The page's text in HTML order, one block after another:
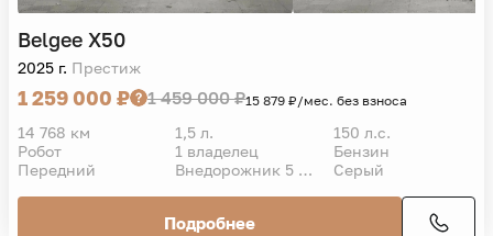
Belgee X50
2025 г. Престиж
1 259 000 ₽ 1 459 000 ₽15 879 ₽/мес. без взноса
14 768 км 1,5 л.
150 л.с.
Робот
1 владелец
Бензин
Передний
Внедорожник 5 дв. Серый
Подробнее